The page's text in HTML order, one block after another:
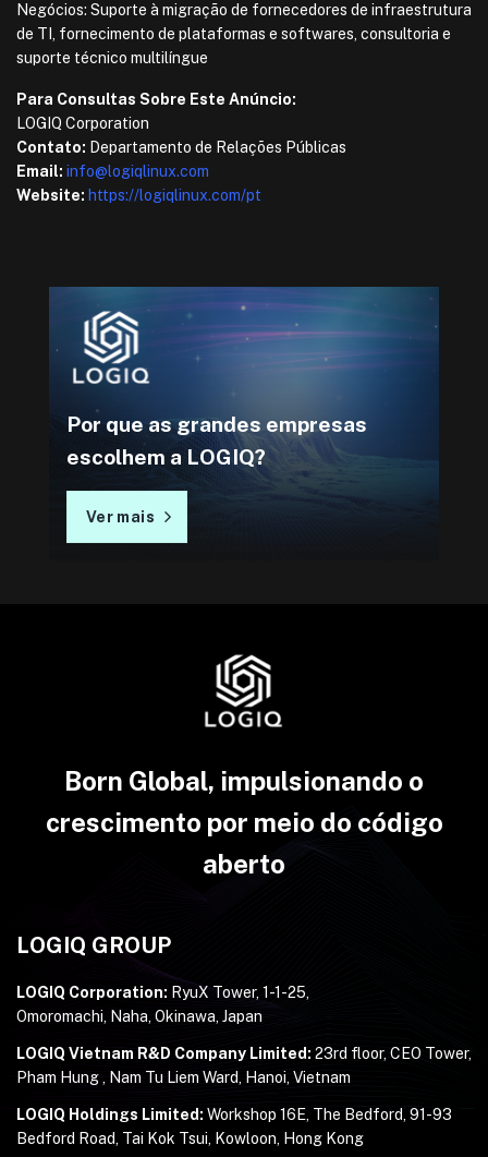
Negócios: Suporte à migração de fornecedores de infraestrutura
de TI, fornecimento de plataformas e softwares, consultoria e
suporte técnico multilíngue
Para Consultas Sobre Este Anúncio:
LOGIQ Corporation
Contato: Departamento de Relações Públicas
Email: info@logiqlinux.com
Website: https://logiqlinux.com/pt
Por que as grandes empresas
escolhem a LOGIQ?
Ver mais
Born Global, impulsionando o
crescimento por meio do código
aberto
LOGIQ GROUP
LOGIQ Corporation: RyuX Tower, 1-1-25,
Omoromachi, Naha, Okinawa, Japan
LOGIQ Vietnam R&D Company Limited: 23rd floor, CEO Tower,
Pham Hung , Nam Tu Liem Ward, Hanoi, Vietnam
LOGIQ Holdings Limited: Workshop 16E, The Bedford, 91-93
Bedford Road, Tai Kok Tsui, Kowloon, Hong Kong